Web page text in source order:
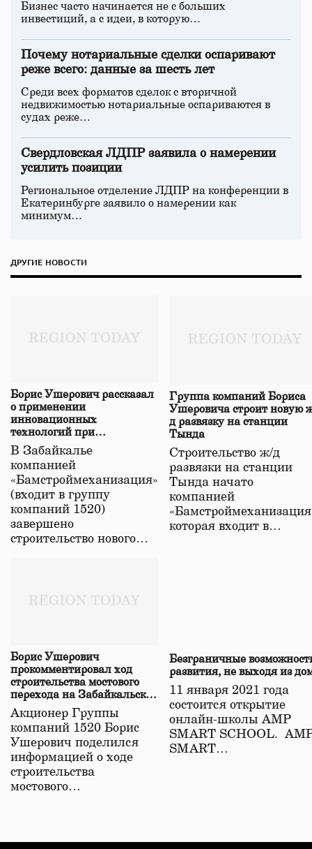
Бизнес часто начинается не с больших
инвестиций, а с идеи, в которую…
Почему нотариальные сделки оспаривают
реже всего: данные за шесть лет
Среди всех форматов сделок с вторичной
недвижимостью нотариальные оспариваются в
судах реже…
Свердловская ЛДПР заявила о намерении
усилить позиции
Региональное отделение ЛДПР на конференции в
Екатеринбурге заявило о намерении как
минимум…
ДРУГИЕ НОВОСТИ
Борис Ушерович рассказал
о применении
инновационных
технологий при
строительстве нового моста
в Забайкалье
В Забайкалье
компанией
«Бамстроймеханизация»
(входит в группу
компаний 1520)
завершено
строительство нового…
Группа компаний Бориса
Ушеровича строит новую
д развязку на станции
Тында
Строительство ж/д
развязки на станции
Тында начато
компанией
которая входит в…
Борис Ушерович
прокомментировал ход
строительства мостового
перехода на Забайкальской
железной дороге
Акционер Группы
компаний 1520 Борис
Ушерович поделился
информацией о ходе
строительства
мостового…
Безграничные
развития, не выходя из
11 января 2021 года
состоится открытие
онлайн-школы АМР
SMART SCHOOL.
SMART…